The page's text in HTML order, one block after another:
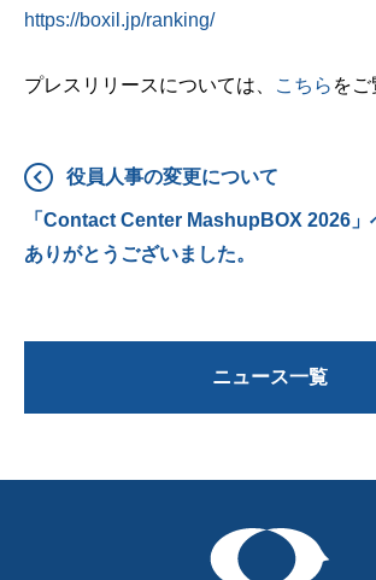
https://boxil.jp/ranking/
プレスリリースについては、 こちら をご
役員人事の変更について
「Contact Center MashupBOX 2026」
ありがとうございました。
ニュース一覧